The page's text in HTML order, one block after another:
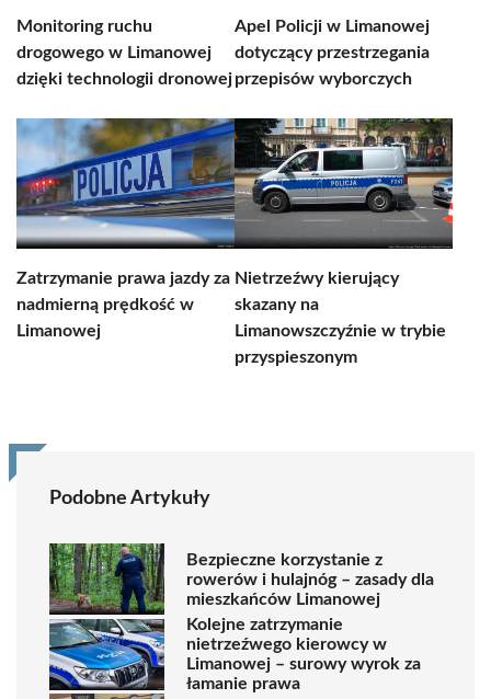
Monitoring ruchu
drogowego w Limanowej
dzięki technologii dronowej
Apel Policji w Limanowej
dotyczący przestrzegania
przepisów wyborczych
Zatrzymanie prawa jazdy za
nadmierną prędkość w
Limanowej
Nietrzeźwy kierujący
skazany na
Limanowszczyźnie w trybie
przyspieszonym
Podobne Artykuły
Bezpieczne korzystanie z
rowerów i hulajnóg – zasady dla
mieszkańców Limanowej
Kolejne zatrzymanie
nietrzeźwego kierowcy w
Limanowej – surowy wyrok za
łamanie prawa